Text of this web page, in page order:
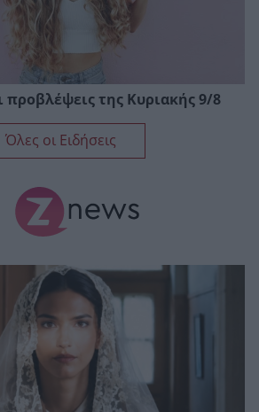
της Κυριακής 9/8
Όλες οι Ειδήσεις